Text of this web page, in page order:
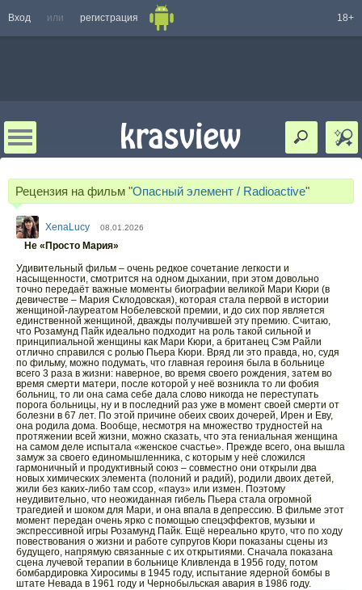
Вход или регистрация 18+
Рецензия на фильм "Опасный элемент / Radioactive"
XenaLucy 08.01.2026
Не «Просто Мария»
Удивительный фильм – очень редкое сочетание легкости и
насыщенности, смотрится на одном дыхании, при этом довольно
точно передаёт важные моменты биографии великой Мари Кюри (в
девичестве – Мария Склодовская), которая стала первой в истории
женщиной-лауреатом Нобелевской премии, и до сих пор является
единственной женщиной, дважды получившей эту премию. Считаю,
что Розамунд Пайк идеально подходит на роль такой сильной и
принципиальной женщины как Мари Кюри, а британец Сэм Райли
отлично справился с ролью Пьера Кюри. Вряд ли это правда, но, судя
по фильму, можно подумать, что главная героиня была в больнице
всего 3 раза в жизни: наверное, во время своего рождения, затем во
время смерти матери, после которой у неё возникла то ли фобия
больниц, то ли она сама себе дала слово никогда не переступать
порога больницы, ну и в последний раз уже в момент своей смерти от
болезни в 67 лет. По этой причине обеих своих дочерей, Ирен и Еву,
она родила дома. Вообще, несмотря на множество трудностей на
протяжении всей жизни, можно сказать, что эта гениальная женщина
на самом деле испытала «женское счастье». Прежде всего, она вышла
замуж за своего единомышленника, с которым у неё сложился
гармоничный и продуктивный союз – совместно они открыли два
новых химических элемента (полоний и радий), родили двоих детей,
жили без каких-либо там ссор, «пауз» или измен. Поэтому
неудивительно, что неожиданная гибель Пьера стала огромной
трагедией и шоком для Мари, и она впала в депрессию. В фильме этот
момент передан очень ярко с помощью спецэффектов, музыки и
экспрессивной игры Розамунд Пайк. Ещё нереально круто, что по ходу
повествования о жизни и работе супругов Кюри показаны сцены из
будущего, напрямую связанные с их открытиями. Сначала показана
сцена лучевой терапии в больнице Кливленда в 1956 году, потом
бомбардировка Хиросимы в 1945 году, испытание ядерной бомбы в
штате Невада в 1961 году и Чернобыльская авария в 1986 году.